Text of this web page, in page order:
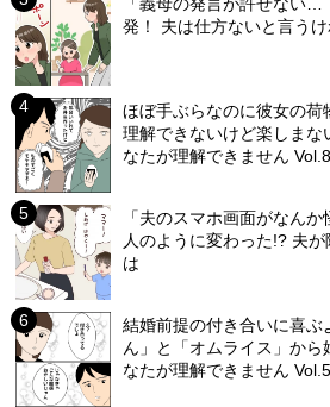
発！ 夫は仕方ないと言う
ほぼ手ぶらなのに彼女の荷
理解できないけど楽しまな
なたが理解できません Vol.8
「夫のスマホ画面がなん
人のように変わった!? 夫
は
結婚前提の付き合いに喜
ん」と「オムライス」か
なたが理解できません Vol.5